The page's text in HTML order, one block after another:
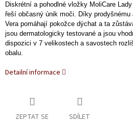
Diskrétní a pohodlné vložky MoliCare
řeší občasný únik moči. Díky prodyšnému
Vera pomáhají pokožce dýchat a ta
jsou dermatologicky testované a jsou
dispozici v 7 velikostech a savostech
obalu.
Detailní informace
ZEPTAT SE SDÍLET